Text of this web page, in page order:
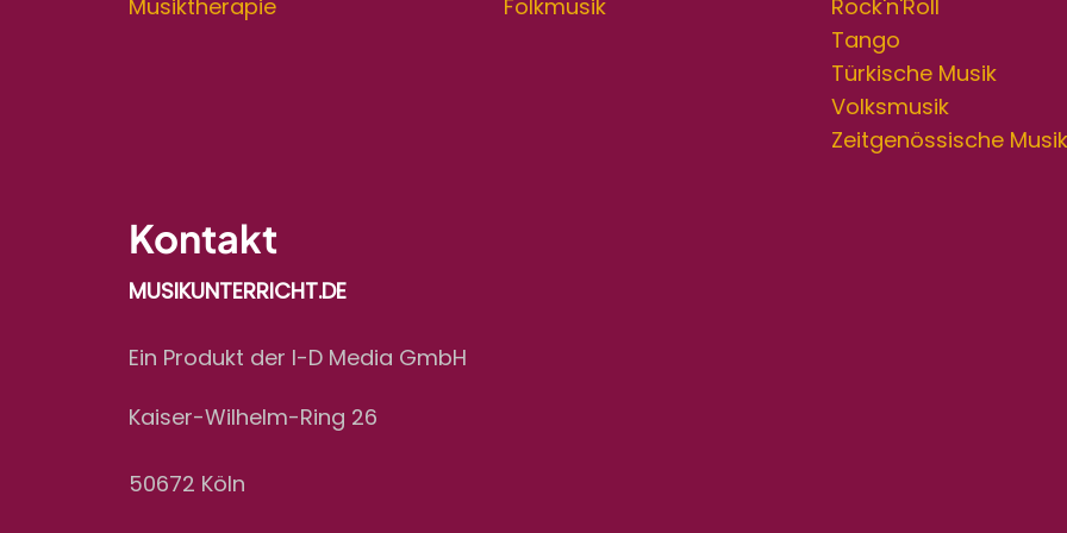
Musiktherapie Folkmusik
Rock'n'Roll
Tango
Türkische Musik
Volksmusik
Zeitgenössische
Kontakt
MUSIKUNTERRICHT.DE
Ein Produkt der I-D Media GmbH
Kaiser-Wilhelm-Ring 26
50672 Köln